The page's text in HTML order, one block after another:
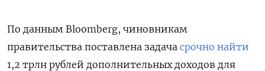
По данным Bloomberg, чиновникам
правительства поставлена задача срочно найти
1,2 трлн рублей дополнительных доходов для